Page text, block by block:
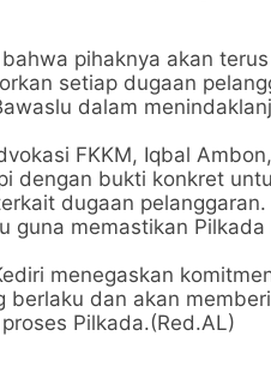
pihaknya akan
setiap dugaan
dalam
FKKM, Iqbal
dengan bukti konkret
dugaan
guna memastikan
menegaskan
berlaku dan akan
Pilkada.(Red.AL)